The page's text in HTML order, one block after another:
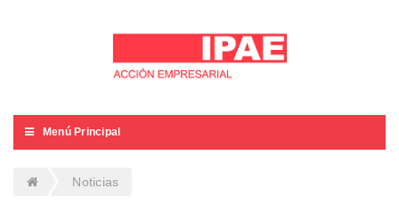
Menú Principal
Noticias